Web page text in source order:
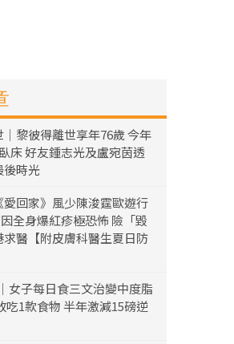
｜黎彼得離世享年76歲 今年
床 好友鍾志光及盧宛茵透
後時光
愛回家》風少陳浚霆歐遊行
全身爆紅疹極恐怖 險「毀
醫【附皮膚科醫生夏日防
女子每日食三文治變中度脂
吃1款食物 半年激減15磅逆